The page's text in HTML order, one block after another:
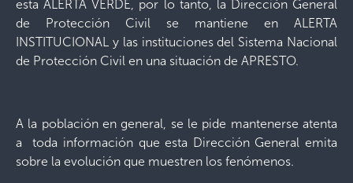
esta ALERTA VERDE, por lo tanto, la Dirección General
de Protección Civil se mantiene en ALERTA
INSTITUCIONAL y las instituciones del Sistema Nacional
de Protección Civil en una situación de APRESTO.
A la población en general, se le pide mantenerse atenta
a toda información que esta Dirección General emita
sobre la evolución que muestren los fenómenos.